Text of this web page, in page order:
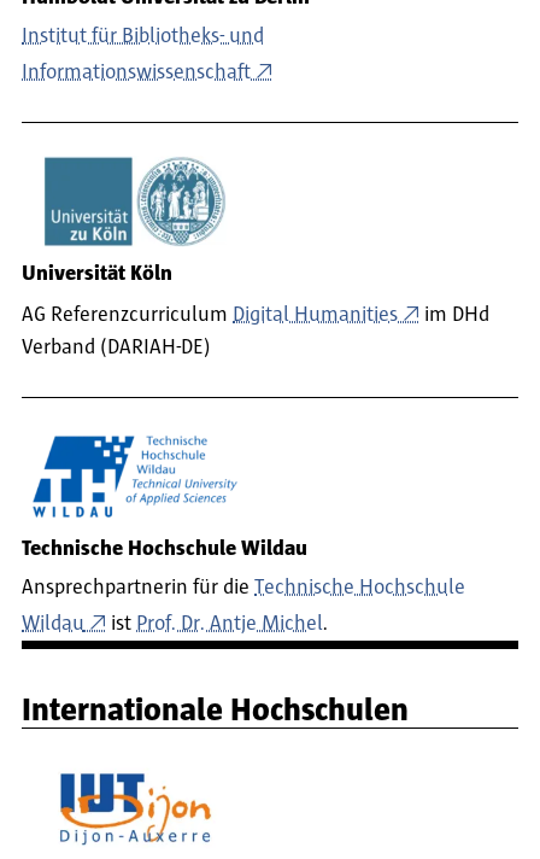
Institut für Bibliotheks- und
Informationswissenschaft
Universität Köln
AG Referenzcurriculum Digital Humanities
im DHd
Verband (DARIAH-DE)
Technische Hochschule Wildau
Ansprechpartnerin für die Technische Hochschule
Wildau
ist Prof. Dr. Antje Michel.
Internationale Hochschulen